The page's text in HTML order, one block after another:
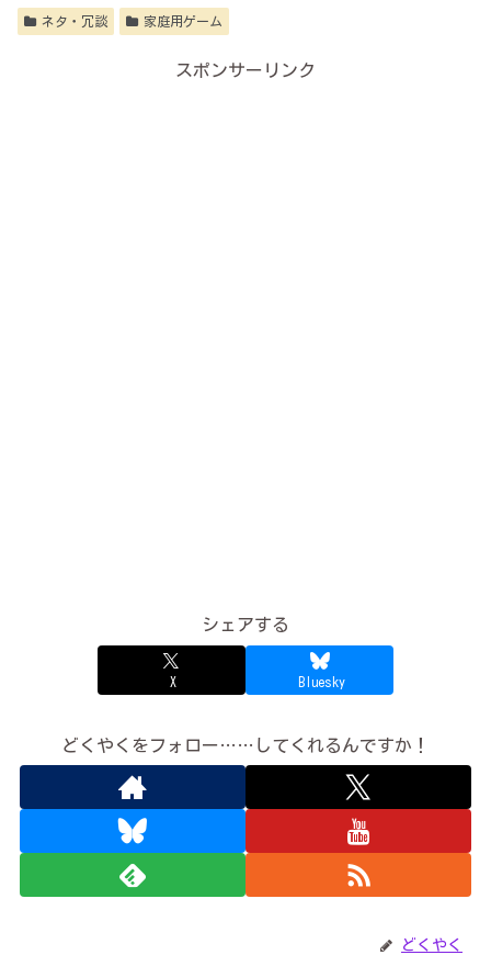
ネタ・冗談 家庭用ゲーム
スポンサーリンク
シェアする
X Bluesky
どくやくをフォロー……してくれるんですか！
どくやく